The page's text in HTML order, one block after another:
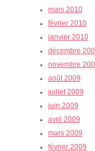
mars 2010
février 2010
janvier 2010
décembre
novembre
août 2009
juillet 2009
juin 2009
avril 2009
mars 2009
février 2009